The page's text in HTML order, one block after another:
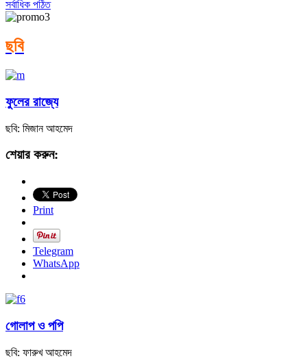
সর্বাধিক পঠিত
ছবি
ফুলের রাজ্যে
ছবি: মিজান আহমেদ
শেয়ার করুন:
Print
Telegram
WhatsApp
গোলাপ ও পপি
ছবি: ফারুখ আহমেদ